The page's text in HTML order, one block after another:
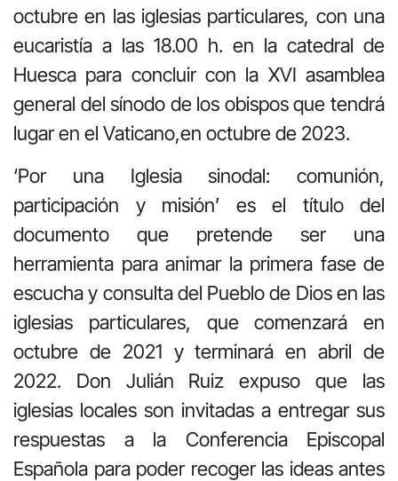
octubre en las iglesias particulares, con una
eucaristía a las 18.00 h. en la catedral de
Huesca para concluir con la XVI asamblea
general del sínodo de los obispos que tendrá
lugar en el Vaticano,en octubre de 2023.
‘Por una Iglesia sinodal: comunión,
participación y misión’ es el título del
documento que pretende ser una
herramienta para animar la primera fase de
escucha y consulta del Pueblo de Dios en las
iglesias particulares, que comenzará en
octubre de 2021 y terminará en abril de
2022. Don Julián Ruiz expuso que las
iglesias locales son invitadas a entregar sus
respuestas a la Conferencia Episcopal
Española para poder recoger las ideas antes